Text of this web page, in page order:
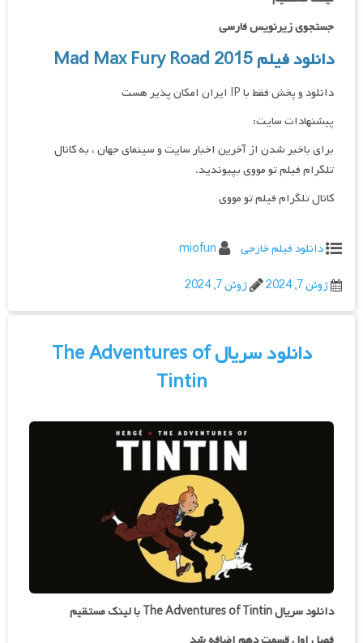
جستجوی زیرنویس فارسی
دانلود فیلم Mad Max Fury Road 2015
دانلود و پخش فقط با IP ایران امکان پذیر هست
پیشنهادات سایت:
برای باخبر شدن از آخرین اخبار سایت و سینمای جهان ، به کانال
تلگرام فیلم تو مووی بپیوندید.
کانال تلگرام فیلم تو مووی
دانلود فیلم خارجی
miofun
ژوئن 7, 2024
ژوئن 7, 2024
دانلود سریال The Adventures of
Tintin
دانلود سریال The Adventures of Tintin با لینک مستقیم